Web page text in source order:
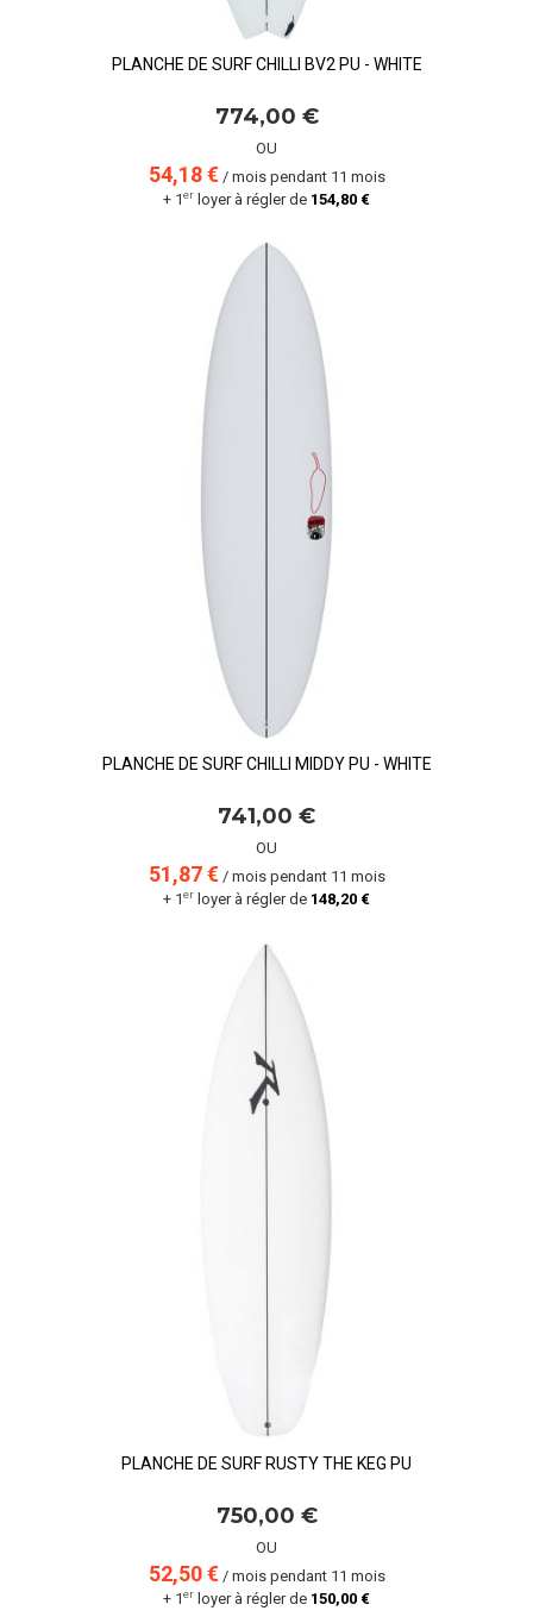
PLANCHE DE SURF CHILLI BV2 PU - WHITE
774,00 €
OU
54,18 €/ mois pendant 11 mois
+ 1er loyer à régler de 154,80 €
PLANCHE DE SURF CHILLI MIDDY PU - WHITE
741,00 €
OU
51,87 €/ mois pendant 11 mois
+ 1er loyer à régler de 148,20 €
PLANCHE DE SURF RUSTY THE KEG PU
750,00 €
OU
52,50 €/ mois pendant 11 mois
+ 1er loyer à régler de 150,00 €